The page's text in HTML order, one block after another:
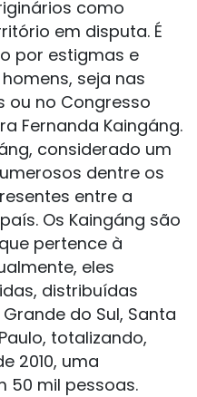
como
em disputa. É
por estigmas e
seja nas
ou no Congresso
Fernanda Kaingáng.
considerado um
dentre os
entre a
Os Kaingáng são
pertence à
eles
distribuídas
do Sul, Santa
totalizando,
2010, uma
50 mil pessoas.